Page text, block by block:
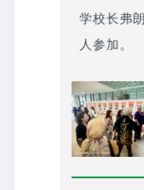
学校长弗
人参加。